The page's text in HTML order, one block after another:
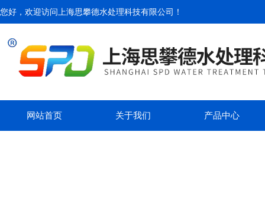
您好，欢迎访问 上海思攀德水处理科技有限公司 ！
网站首页 关于我们 产品中心